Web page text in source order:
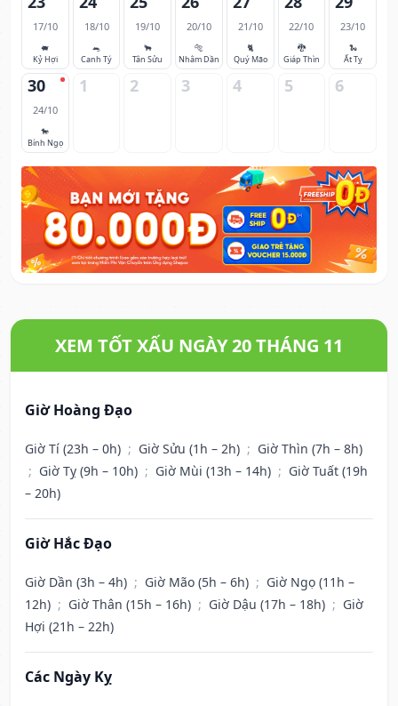
17/10
🐖
Kỷ Hợi
18/10
🐀
Canh Tý
19/10
🐂
Tân Sửu
20/10
🐅
Nhâm Dần
21/10
🐈
Quý Mão
22/10
🐉
Giáp Thìn
23/10
🐍
Ất Tỵ
30
24/10
🐎
Bính Ngọ
1 2 3 4 5 6
XEM TỐT XẤU NGÀY 20 THÁNG 11
Giờ Hoàng Đạo
Giờ Tí (23h – 0h) ; Giờ Sửu (1h – 2h) ; Giờ Thìn (7h – 8h)
; Giờ Tỵ (9h – 10h) ; Giờ Mùi (13h – 14h) ; Giờ Tuất (19h
– 20h)
Giờ Hắc Đạo
Giờ Dần (3h – 4h) ; Giờ Mão (5h – 6h) ; Giờ Ngọ (11h –
12h) ; Giờ Thân (15h – 16h) ; Giờ Dậu (17h – 18h) ; Giờ
Hợi (21h – 22h)
Các Ngày Kỵ